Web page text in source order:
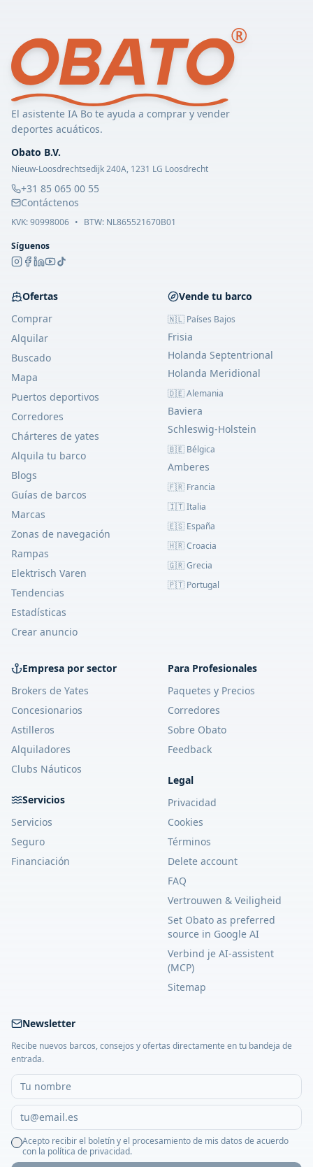
El asistente IA Bo te ayuda a comprar y vender
deportes acuáticos.
Obato B.V.
Nieuw-Loosdrechtsedijk 240A, 1231 LG Loosdrecht
+31 85 065 00 55
Contáctenos
KVK:90998006 • BTW: NL865521670B01
Síguenos
Ofertas
Comprar
Alquilar
Buscado
Mapa
Puertos deportivos
Corredores
Chárteres de yates
Alquila tu barco
Blogs
Guías de barcos
Marcas
Zonas de navegación
Rampas
Elektrisch Varen
Tendencias
Estadísticas
Crear anuncio
Vende tu barco
🇳🇱 Países Bajos
Frisia
Holanda Septentrional
Holanda Meridional
🇩🇪 Alemania
Baviera
Schleswig-Holstein
🇧🇪 Bélgica
Amberes
🇫🇷 Francia
🇮🇹 Italia
🇪🇸 España
🇭🇷 Croacia
🇬🇷 Grecia
🇵🇹 Portugal
Empresa por sector
Brokers de Yates
Concesionarios
Astilleros
Alquiladores
Clubs Náuticos
Servicios
Servicios
Seguro
Financiación
Para Profesionales
Paquetes y Precios
Corredores
Sobre Obato
Feedback
Legal
Privacidad
Cookies
Términos
Delete account
FAQ
Vertrouwen & Veiligheid
Set Obato as preferred
source in Google AI
Verbind je AI-assistent
(MCP)
Sitemap
Newsletter
Recibe nuevos barcos, consejos y ofertas directamente en tu bandeja de
entrada.
Acepto recibir el boletín y el procesamiento de mis datos de acuerdo
con la política de privacidad.